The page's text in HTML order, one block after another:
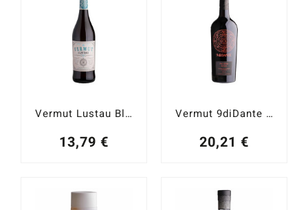
Vermut Lustau Blanco 15%
13,79 €
Vermut 9diDante Inferno Rosso 17,5%
20,21 €